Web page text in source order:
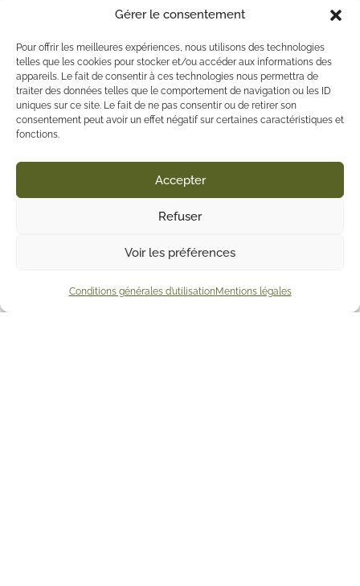
Gérer le consentement
Pour offrir les meilleures expériences, nous utilisons des technologies
telles que les cookies pour stocker et/ou accéder aux informations des
appareils. Le fait de consentir à ces technologies nous permettra de
traiter des données telles que le comportement de navigation ou les ID
uniques sur ce site. Le fait de ne pas consentir ou de retirer son
consentement peut avoir un effet négatif sur certaines caractéristiques et
fonctions.
Accepter
Refuser
Voir les préférences
Conditions générales d’utilisationMentions légales